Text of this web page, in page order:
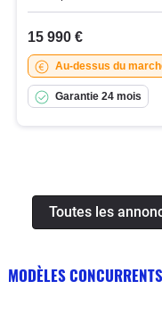
15 990 €
Au-dessus du
Garantie 24 mois
Toutes les
MODÈLES CONCURRENTS